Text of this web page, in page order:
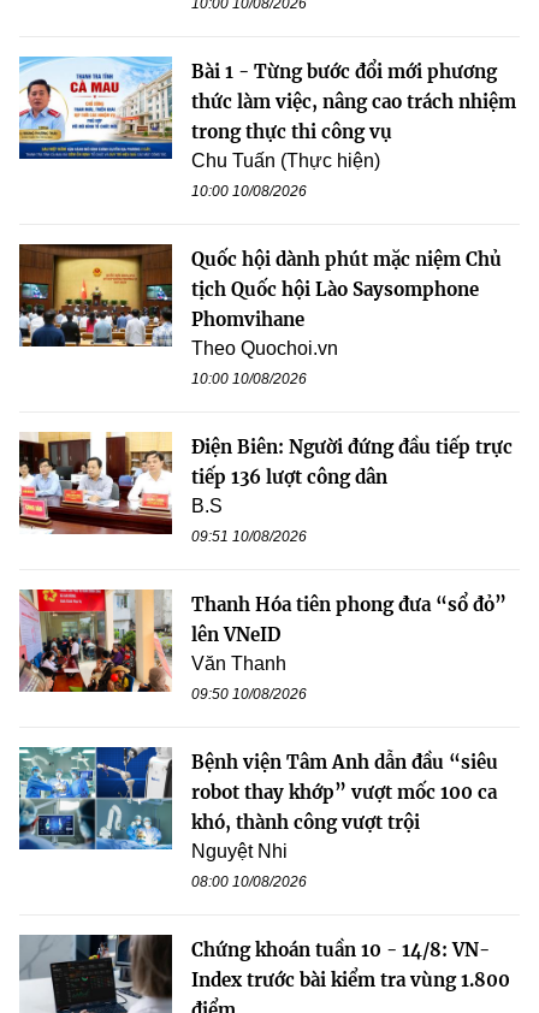
10:00 10/08/2026
Bài 1 - Từng bước đổi mới phương
thức làm việc, nâng cao trách nhiệm
trong thực thi công vụ
Chu Tuấn (Thực hiện)
10:00 10/08/2026
Quốc hội dành phút mặc niệm Chủ
tịch Quốc hội Lào Saysomphone
Phomvihane
Theo Quochoi.vn
10:00 10/08/2026
Điện Biên: Người đứng đầu tiếp trực
tiếp 136 lượt công dân
B.S
09:51 10/08/2026
Thanh Hóa tiên phong đưa “sổ đỏ”
lên VNeID
Văn Thanh
09:50 10/08/2026
Bệnh viện Tâm Anh dẫn đầu “siêu
robot thay khớp” vượt mốc 100 ca
khó, thành công vượt trội
Nguyệt Nhi
08:00 10/08/2026
Chứng khoán tuần 10 - 14/8: VN-
Index trước bài kiểm tra vùng 1.800